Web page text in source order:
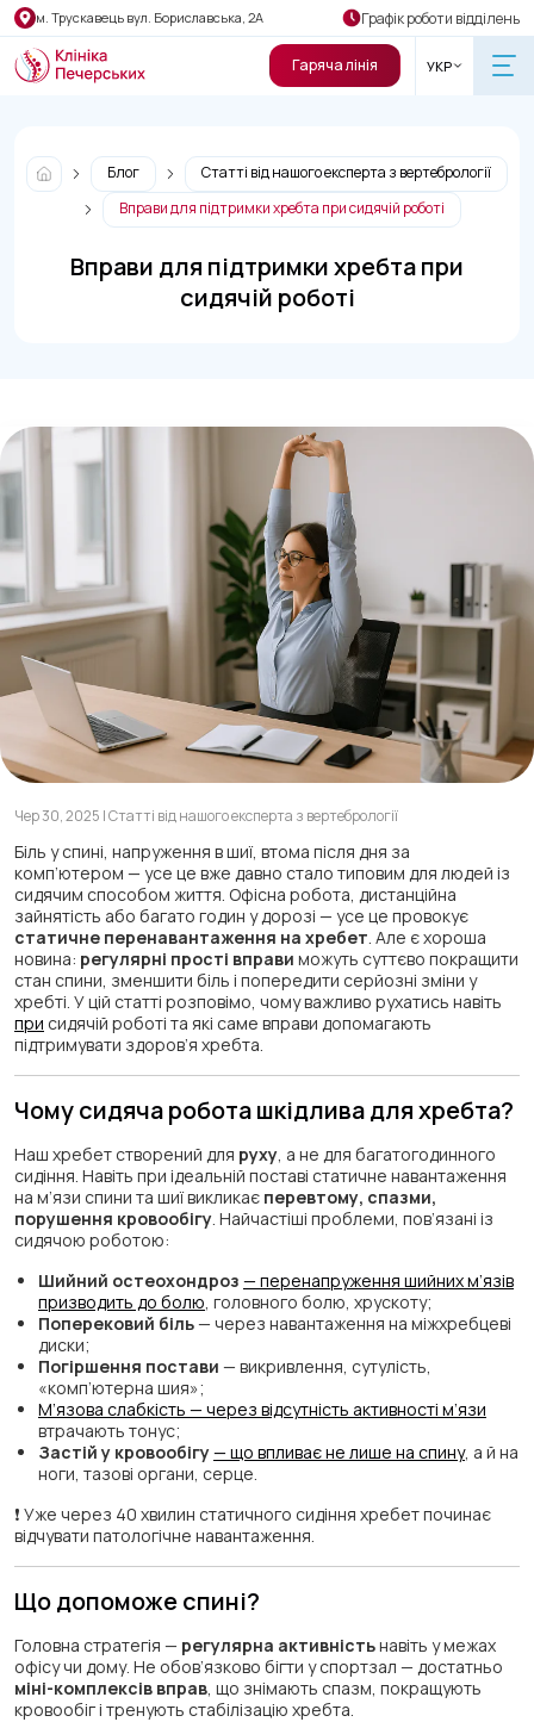
м. Трускавець вул. Бориславська, 2А Графік роботи відділень
Гаряча лінія УКР
Блог
Статті від нашого експерта з вертебрології
Вправи для підтримки хребта при сидячій роботі
Вправи для підтримки хребта при
сидячій роботі
Чер 30, 2025 | Статті від нашого експерта з вертебрології
Біль у спині, напруження в шиї, втома після дня за
комп’ютером — усе це вже давно стало типовим для людей із
сидячим способом життя. Офісна робота, дистанційна
зайнятість або багато годин у дорозі — усе це провокує
статичне перенавантаження на хребет . Але є хороша
новина: регулярні прості вправи можуть суттєво покращити
стан спини, зменшити біль і попередити серйозні зміни у
хребті. У цій статті розповімо, чому важливо рухатись навіть
при сидячій роботі та які саме вправи допомагають
підтримувати здоров’я хребта.
Чому сидяча робота шкідлива для хребта?
Наш хребет створений для руху , а не для багатогодинного
сидіння. Навіть при ідеальній поставі статичне навантаження
на м’язи спини та шиї викликає перевтому, спазми,
порушення кровообігу . Найчастіші проблеми, пов’язані із
сидячою роботою:
Шийний остеохондроз — перенапруження шийних м’язів
призводить до болю , головного болю, хрускоту;
Поперековий біль— через навантаження на міжхребцеві
диски;
Погіршення постави — викривлення, сутулість,
«комп’ютерна шия»;
М’язова слабкість — через відсутність активності м’язи
втрачають тонус;
Застій у кровообігу— що впливає не лише на спину, а й на
ноги, тазові органи, серце.
❗ Уже через 40 хвилин статичного сидіння хребет починає
відчувати патологічне навантаження.
Що допоможе спині?
Головна стратегія — регулярна активністьнавіть у межах
офісу чи дому. Не обов’язково бігти у спортзал — достатньо
міні-комплексів вправ , що знімають спазм, покращують
кровообіг і тренують стабілізацію хребта.